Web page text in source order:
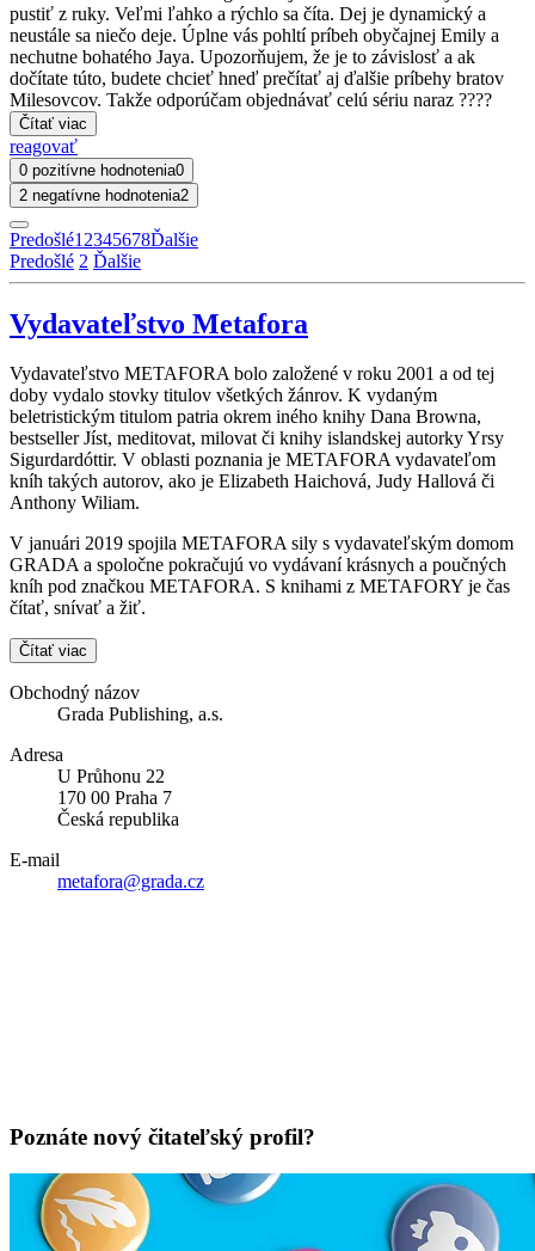
pustiť z ruky. Veľmi ľahko a rýchlo sa číta. Dej je dynamický a
neustále sa niečo deje. Úplne vás pohltí príbeh obyčajnej Emily a
nechutne bohatého Jaya. Upozorňujem, že je to závislosť a ak
dočítate túto, budete chcieť hneď prečítať aj ďalšie príbehy bratov
Milesovcov. Takže odporúčam objednávať celú sériu naraz ????
Čítať viac
reagovať
0 pozitívne hodnotenia0
2 negatívne hodnotenia2
Predošlé1 2345678Ďalšie
Predošlé 2 Ďalšie
Vydavateľstvo Metafora
Vydavateľstvo METAFORA bolo založené v roku 2001 a od tej
doby vydalo stovky titulov všetkých žánrov. K vydaným
beletristickým titulom patria okrem iného knihy Dana Browna,
bestseller Jíst, meditovat, milovat či knihy islandskej autorky Yrsy
Sigurdardóttir. V oblasti poznania je METAFORA vydavateľom
kníh takých autorov, ako je Elizabeth Haichová, Judy Hallová či
Anthony Wiliam.
V januári 2019 spojila METAFORA sily s vydavateľským domom
GRADA a spoločne pokračujú vo vydávaní krásnych a poučných
kníh pod značkou METAFORA. S knihami z METAFORY je čas
čítať, snívať a žiť.
Čítať viac
Obchodný názov
Grada Publishing, a.s.
Adresa
U Průhonu 22
170 00 Praha 7
Česká republika
E-mail
metafora@grada.cz
Poznáte nový čitateľský profil?